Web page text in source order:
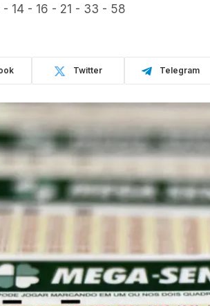
14 - 16 - 21 - 33 - 58
Twitter Telegram